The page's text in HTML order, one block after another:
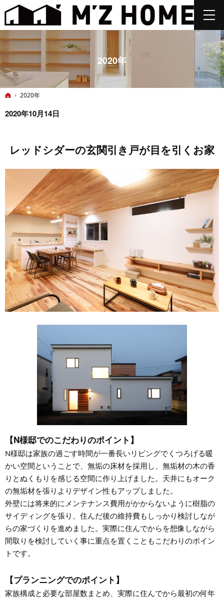
2020年
ホーム
2020年
2020年10月14日
レッドシダーの玄関引き戸が目を引くお家
【N様邸でのこだわりのポイント】
N様邸は家族の過ごす時間が一番長いリビングでくつろげる暖
かい空間ということで、無垢の床材を採用し、無垢材の木の香
りとぬくもりを感じる空間に作り上げました。天井にもオーク
の無垢材を張りよりデザイン性もアップしました。
外壁には将来的にメンテナンス費用がかからないように樹脂の
サイディングを張り、住んだ後の維持費もしっかり検討しなが
らの家づくりを進めました。実際に住んでからを想像しながら
間取りを検討していく事に重点を置くこともこだわりのポイン
トです。
【プランニングでのポイント】
家族構成と必要な部屋数まとめ、実際に住んでから最初の何年